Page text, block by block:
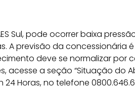
Sul, pode ocorrer baixa
A previsão da concessionária
deve se normalizar por
acesse a seção “Situação do
Horas, no telefone